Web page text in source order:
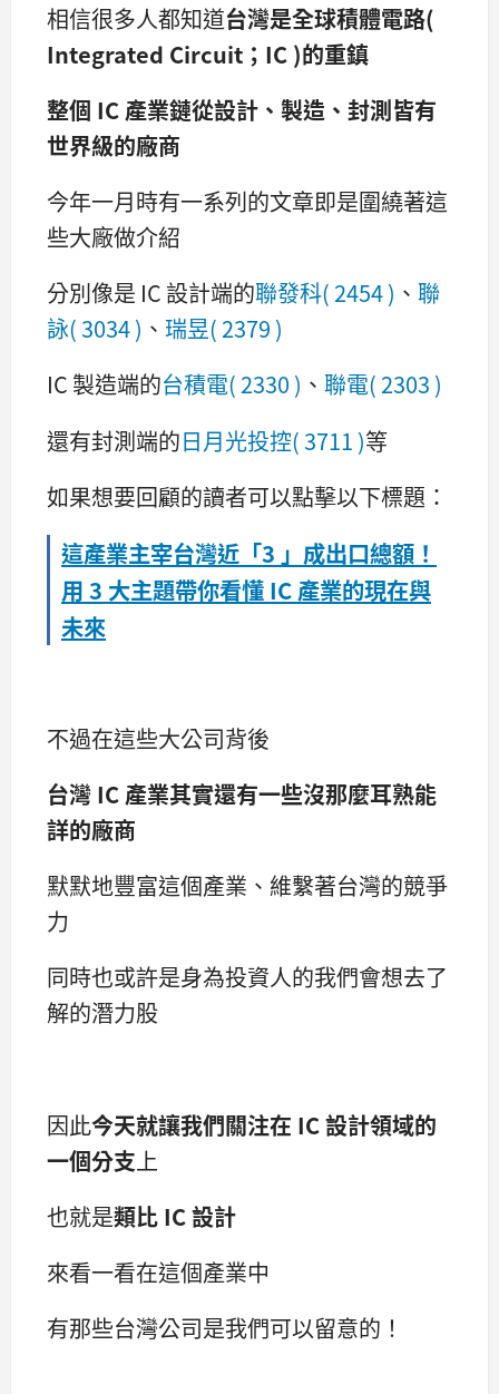
相信很多人都知道台灣是全球積體電路(
Integrated Circuit；IC )的重鎮
整個 IC 產業鏈從設計、製造、封測皆有
世界級的廠商
今年一月時有一系列的文章即是圍繞著這
些大廠做介紹
分別像是 IC 設計端的聯發科( 2454 ) 、 聯
詠( 3034 ) 、 瑞昱( 2379 )
IC 製造端的台積電( 2330 ) 、 聯電( 2303 )
還有封測端的日月光投控( 3711 )等
如果想要回顧的讀者可以點擊以下標題：
這產業主宰台灣近「3 」成出口總額！
用 3 大主題帶你看懂 IC 產業的現在與
未來
不過在這些大公司背後
台灣 IC 產業其實還有一些沒那麼耳熟能
詳的廠商
默默地豐富這個產業、維繫著台灣的競爭
力
同時也或許是身為投資人的我們會想去了
解的潛力股
因此今天就讓我們關注在 IC 設計領域的
一個分支 上
也就是類比 IC 設計
來看一看在這個產業中
有那些台灣公司是我們可以留意的！